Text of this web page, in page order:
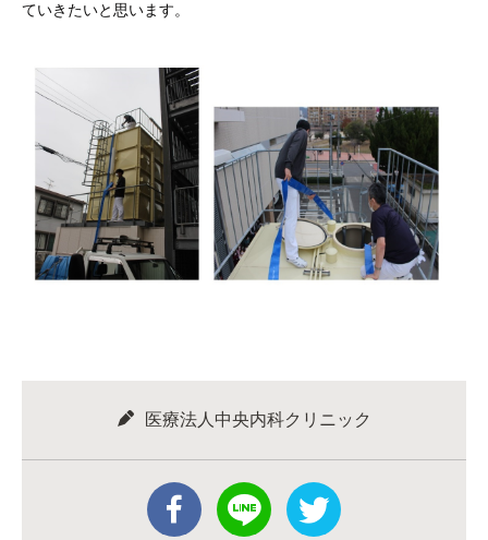
ていきたいと思います。
医療法人中央内科クリニック